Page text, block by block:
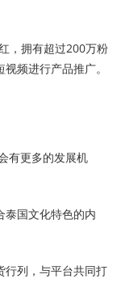
，拥有超过200万粉
频进行产品推广。
有更多的发展机
泰国文化特色的内
行列，与平台共同打